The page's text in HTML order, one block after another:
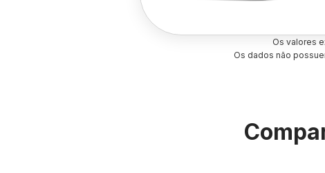
Os valores
Os dados não